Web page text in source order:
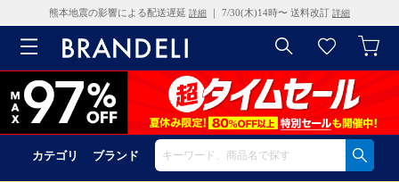
熊本地震の影響による配送遅延 詳細 ｜ 7/30(木)14時〜 送料改訂 詳細
カテゴリ ブランド